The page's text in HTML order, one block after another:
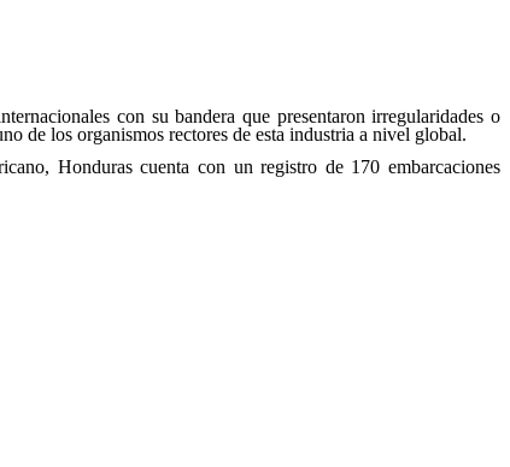
con su bandera que presentaron irregularidades o
de los organismos rectores de esta industria a nivel global.
Honduras cuenta con un registro de 170 embarcaciones